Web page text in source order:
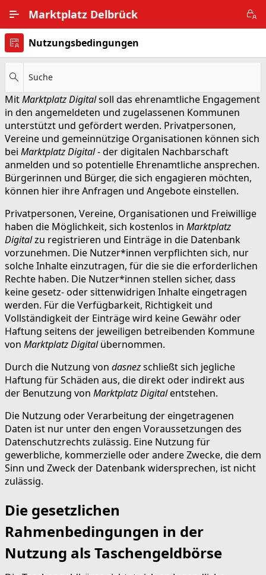
Marktplatz Delbrück
Alle Ortsteile
Impressum
Nutzungsbedingungen
Datenschutz
Nutzungsbedingungen
Suche
MitMarktplatz Digitalsoll das ehrenamtliche Engagement
in den angemeldeten und zugelassenen Kommunen
unterstützt und gefördert werden. Privatpersonen,
Vereine und gemeinnützige Organisationen können sich
bei Marktplatz Digital- der digitalen Nachbarschaft
anmelden und so potentielle Ehrenamtliche ansprechen.
Bürgerinnen und Bürger, die sich engagieren möchten,
können hier ihre Anfragen und Angebote einstellen.
Privatpersonen, Vereine, Organisationen und Freiwillige
haben die Möglichkeit, sich kostenlos in Marktplatz
Digitalzu registrieren und Einträge in die Datenbank
vorzunehmen. Die Nutzer*innen verpflichten sich, nur
solche Inhalte einzutragen, für die sie die erforderlichen
Rechte haben. Die Nutzer*innen stellen sicher, dass
keine gesetz- oder sittenwidrigen Inhalte eingetragen
werden. Für die Verfügbarkeit, Richtigkeit und
Vollständigkeit der Einträge wird keine Gewähr oder
Haftung seitens der jeweiligen betreibenden Kommune
von Marktplatz Digitalübernommen.
Durch die Nutzung von dasnezschließt sich jegliche
Haftung für Schäden aus, die direkt oder indirekt aus
der Benutzung von Marktplatz Digitalentstehen.
Die Nutzung oder Verarbeitung der eingetragenen
Daten ist nur unter den engen Voraussetzungen des
Datenschutzrechts zulässig. Eine Nutzung für
gewerbliche, kommerzielle oder andere Zwecke, die dem
Sinn und Zweck der Datenbank widersprechen, ist nicht
zulässig.
Die gesetzlichen
Rahmenbedingungen in der
Nutzung als Taschengeldbörse